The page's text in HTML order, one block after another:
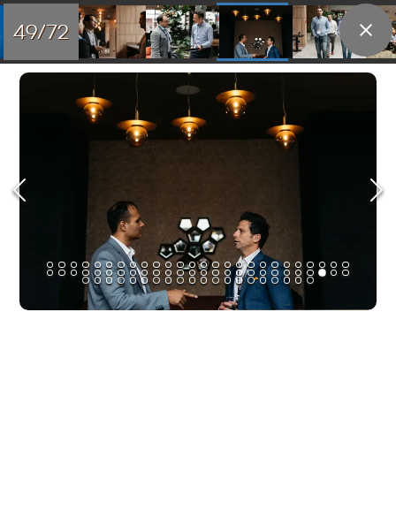
49/72